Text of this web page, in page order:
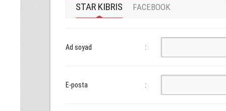
STAR KIBRIS FACEBOOK
Ad soyad :
E-posta :